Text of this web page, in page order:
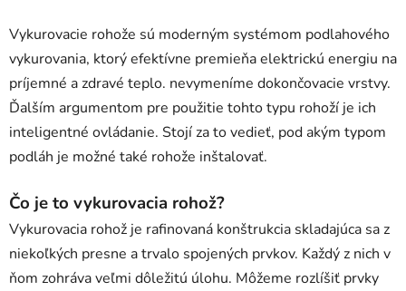
Vykurovacie rohože sú moderným systémom podlahového
vykurovania, ktorý efektívne premieňa elektrickú energiu na
príjemné a zdravé teplo. nevymeníme dokončovacie vrstvy.
Ďalším argumentom pre použitie tohto typu rohoží je ich
inteligentné ovládanie. Stojí za to vedieť, pod akým typom
podláh je možné také rohože inštalovať.
Čo je to vykurovacia rohož?
Vykurovacia rohož je rafinovaná konštrukcia skladajúca sa z
niekoľkých presne a trvalo spojených prvkov. Každý z nich v
ňom zohráva veľmi dôležitú úlohu. Môžeme rozlíšiť prvky